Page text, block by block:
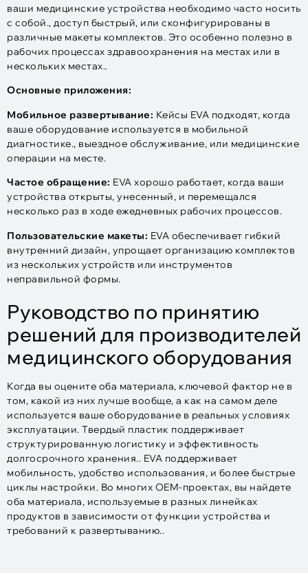
ваши медицинские устройства необходимо часто носить
с собой., доступ быстрый, или сконфигурированы в
различные макеты комплектов. Это особенно полезно в
рабочих процессах здравоохранения на местах или в
нескольких местах..
Основные приложения:
Мобильное развертывание: Кейсы EVA подходят, когда
ваше оборудование используется в мобильной
диагностике., выездное обслуживание, или медицинские
операции на месте.
Частое обращение: EVA хорошо работает, когда ваши
устройства открыты, унесенный, и перемещался
несколько раз в ходе ежедневных рабочих процессов.
Пользовательские макеты: EVA обеспечивает гибкий
внутренний дизайн, упрощает организацию комплектов
из нескольких устройств или инструментов
неправильной формы.
Руководство по принятию
решений для производителей
медицинского оборудования
Когда вы оцените оба материала, ключевой фактор не в
том, какой из них лучше вообще, а как на самом деле
используется ваше оборудование в реальных условиях
эксплуатации. Твердый пластик поддерживает
структурированную логистику и эффективность
долгосрочного хранения.. EVA поддерживает
мобильность, удобство использования, и более быстрые
циклы настройки. Во многих OEM-проектах, вы найдете
оба материала, используемые в разных линейках
продуктов в зависимости от функции устройства и
требований к развертыванию..